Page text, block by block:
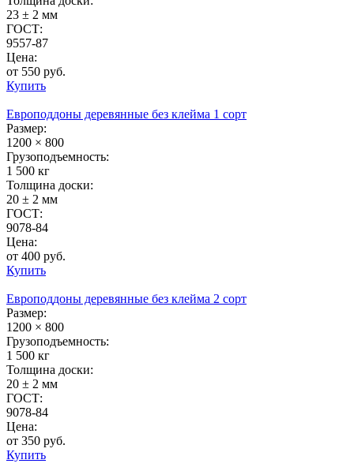
23 ± 2 мм
ГОСТ:
9557-87
Цена:
от 550 руб.
Купить
Европоддоны деревянные без клейма 1 сорт
Размер:
1200 × 800
Грузоподъемность:
1 500 кг
Толщина доски:
20 ± 2 мм
ГОСТ:
9078-84
Цена:
от 400 руб.
Купить
Европоддоны деревянные без клейма 2 сорт
Размер:
1200 × 800
Грузоподъемность:
1 500 кг
Толщина доски:
20 ± 2 мм
ГОСТ:
9078-84
Цена:
от 350 руб.
Купить